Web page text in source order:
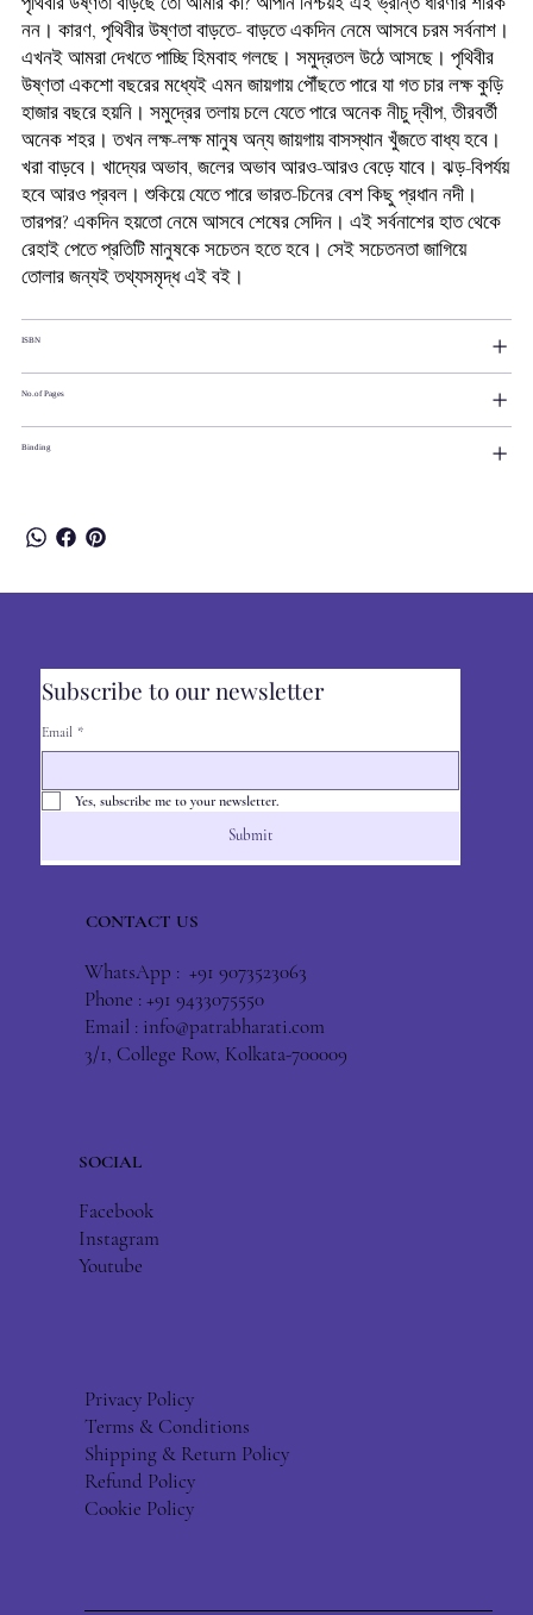
নন। কারণ, পৃথিবীর উষ্ণতা বাড়তে- বাড়তে একদিন নেমে আসবে চরম সর্বনাশ।
এখনই আমরা দেখতে পাচ্ছি হিমবাহ গলছে। সমুদ্রতল উঠে আসছে। পৃথিবীর
উষ্ণতা একশো বছরের মধ্যেই এমন জায়গায় পৌঁছতে পারে যা গত চার লক্ষ কুড়ি
হাজার বছরে হয়নি। সমুদ্রের তলায় চলে যেতে পারে অনেক নীচু দ্বীপ, তীরবর্তী
অনেক শহর। তখন লক্ষ-লক্ষ মানুষ অন্য জায়গায় বাসস্থান খুঁজতে বাধ্য হবে।
খরা বাড়বে। খাদ্যের অভাব, জলের অভাব আরও-আরও বেড়ে যাবে। ঝড়-বিপর্যয়
হবে আরও প্রবল। শুকিয়ে যেতে পারে ভারত-চিনের বেশ কিছু প্রধান নদী।
তারপর? একদিন হয়তো নেমে আসবে শেষের সেদিন। এই সর্বনাশের হাত থেকে
রেহাই পেতে প্রতিটি মানুষকে সচেতন হতে হবে। সেই সচেতনতা জাগিয়ে
তোলার জন্যই তথ্যসমৃদ্ধ এই বই।
ISBN
No.of Pages
Binding
Subscribe to our newsletter
Email *
Yes, subscribe me to your newsletter.
Submit
CONTACT US
WhatsApp : +91 9073523063
Phone : +91 9433075550
Email : info@patrabharati.com
3/1, College Row, Kolkata-700009
SOCIAL
Facebook
Instagram
Youtube
Privacy Policy
Terms & Conditions
Shipping & Return Policy
Refund Policy
Cookie Policy